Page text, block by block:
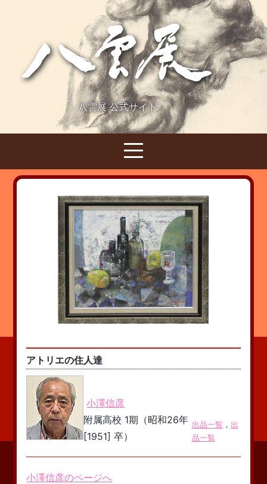
八雲展 公式サイト
アトリエの住人達
小澤信彦
附属高校 1期（昭和26年
[1951] 卒）
出品一覧 ， 出
品一覧
小澤信彦のページへ